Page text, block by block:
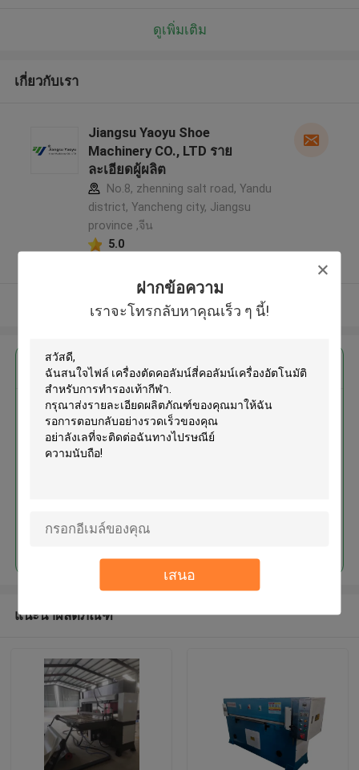
ฝากข้อความ
เราจะโทรกลับหาคุณเร็ว ๆ นี้!
เสนอ
ดูเพิ่มเติม
เกี่ยวกับเรา
Jiangsu Yaoyu Shoe
Machinery CO., LTD ราย
ละเอียดผู้ผลิต
No.8, zhenning salt road, Yandu
district, Yancheng city, Jiangsu
province ,จีน
5.0
ดูเพิ่มเติม
এর সেরা মূল্য পান
เครื่องตัดคอลัมน์สี่คอลัมน์เครื่อง
อัตโนมัติสำหรับการทำรองเท้ากีฬา
แนะนำผลิตภัณฑ์